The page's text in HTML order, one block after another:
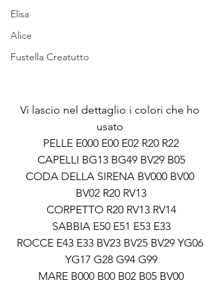
Elisa
Alice
Fustella Creatutto
Vi lascio nel dettaglio i colori che ho
usato
PELLE E000 E00 E02 R20 R22
CAPELLI BG13 BG49 BV29 B05
CODA DELLA SIRENA BV000 BV00
BV02 R20 RV13
CORPETTO R20 RV13 RV14
SABBIA E50 E51 E53 E33
ROCCE E43 E33 BV23 BV25 BV29 YG06
YG17 G28 G94 G99
MARE B000 B00 B02 B05 BV00